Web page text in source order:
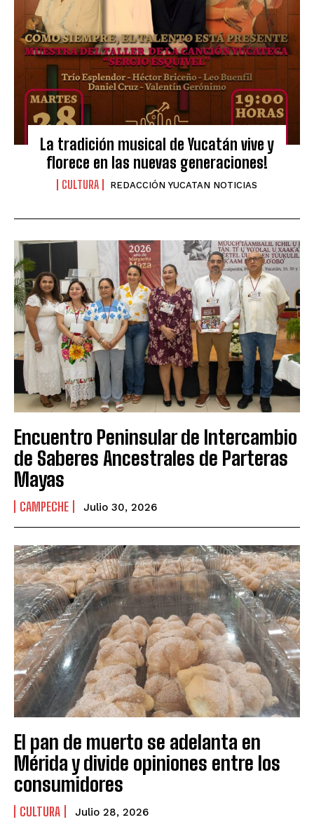
La tradición musical de Yucatán vive y
florece en las nuevas generaciones!
CULTURA REDACCIÓN YUCATAN NOTICIAS
Encuentro Peninsular de Intercambio
de Saberes Ancestrales de Parteras
Mayas
CAMPECHE Julio 30, 2026
El pan de muerto se adelanta en
Mérida y divide opiniones entre los
consumidores
CULTURA Julio 28, 2026